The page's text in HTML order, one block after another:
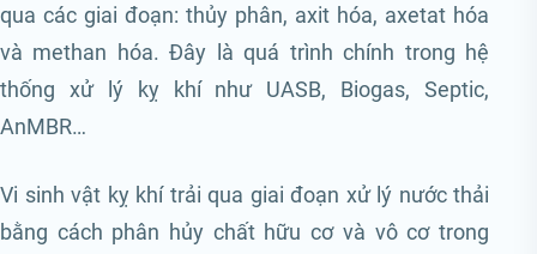
qua các giai đoạn: thủy phân, axit hóa, axetat hóa
và methan hóa. Đây là quá trình chính trong hệ
thống xử lý kỵ khí như UASB, Biogas, Septic,
AnMBR…
Vi sinh vật kỵ khí trải qua giai đoạn xử lý nước thải
bằng cách phân hủy chất hữu cơ và vô cơ trong